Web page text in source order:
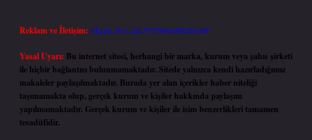
Reklam ve İletişim: Skype: live:.cid.575569c608265c69
Yasal Uyarı: Bu internet sitesi, herhangi bir marka, kurum veya şahıs şirketi
ile hiçbir bağlantısı bulunmamaktadır. Sitede yalnızca kendi hazırladığımız
makaleler paylaşılmaktadır. Burada yer alan içerikler haber niteliği
taşımamakta olup, gerçek kurum ve kişiler hakkında paylaşım
yapılmamaktadır. Gerçek kurum ve kişiler ile isim benzerlikleri tamamen
tesadüfidir.